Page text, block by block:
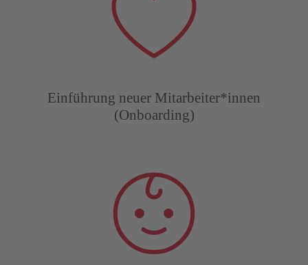
Einführung neuer Mitarbeiter*innen
(Onboarding)